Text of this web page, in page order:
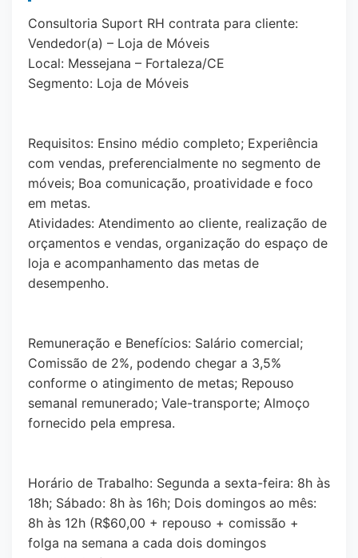
Consultoria Suport RH contrata para cliente:
Vendedor(a) – Loja de Móveis
Local: Messejana – Fortaleza/CE
Segmento: Loja de Móveis
Requisitos: Ensino médio completo; Experiência
com vendas, preferencialmente no segmento de
móveis; Boa comunicação, proatividade e foco
em metas.
Atividades: Atendimento ao cliente, realização de
orçamentos e vendas, organização do espaço de
loja e acompanhamento das metas de
desempenho.
Remuneração e Benefícios: Salário comercial;
Comissão de 2%, podendo chegar a 3,5%
conforme o atingimento de metas; Repouso
semanal remunerado; Vale-transporte; Almoço
fornecido pela empresa.
Horário de Trabalho: Segunda a sexta-feira: 8h às
18h; Sábado: 8h às 16h; Dois domingos ao mês:
8h às 12h (R$60,00 + repouso + comissão +
folga na semana a cada dois domingos